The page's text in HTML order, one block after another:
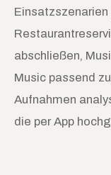
abschließen,
Music passend
Aufnahmen
die per App